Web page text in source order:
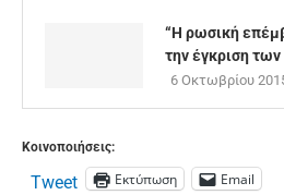
“Η ρωσική
την έγκριση
6 Οκτωβρίου
Κοινοποιήσεις:
Tweet Εκτύπωση Email